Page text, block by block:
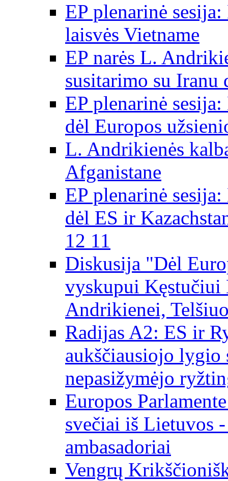
EP plenarinė
laisvės Vietname
EP narės L.
susitarimo su Iranu
EP plenarinė
dėl Europos
L. Andrikienės
Afganistane
EP plenarinė
dėl ES ir
12 11
Diskusija "Dėl
vyskupui Kęstučiui
Andrikienei,
Radijas A2: ES ir
aukščiausiojo
nepasižymėjo
Europos
svečiai iš Lietuvos
ambasadoriai
Vengrų